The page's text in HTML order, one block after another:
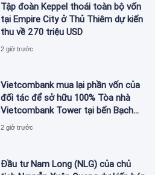
Tập đoàn Keppel thoái toàn bộ vốn
tại Empire City ở Thủ Thiêm dự kiến
thu về 270 triệu USD
2 giờ trước
Vietcombank mua lại phần vốn của
đối tác để sở hữu 100% Tòa nhà
Vietcombank Tower tại bến Bạch
Đằng
2 giờ trước
Đầu tư Nam Long (NLG) của chủ